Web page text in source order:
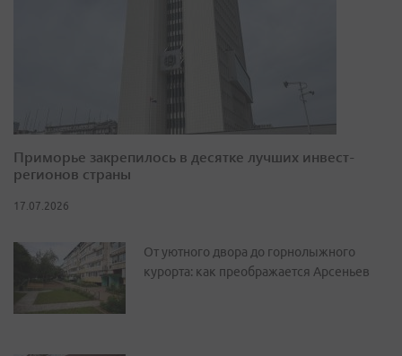
Приморье закрепилось в десятке лучших инвест-
регионов страны
17.07.2026
От уютного двора до горнолыжного
курорта: как преображается Арсеньев